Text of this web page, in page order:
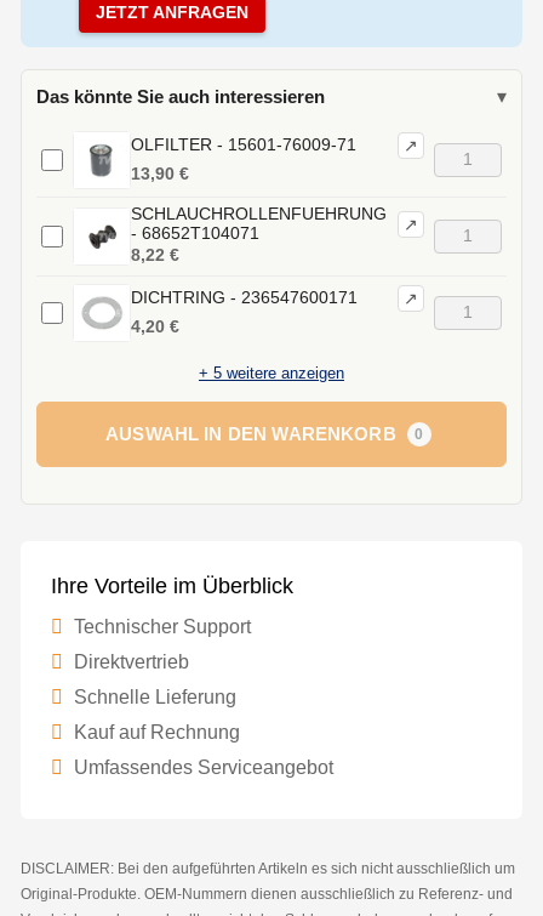
JETZT ANFRAGEN
Das könnte Sie auch interessieren ▾
OLFILTER - 15601-76009-71 ↗
13,90 €
SCHLAUCHROLLENFUEHRUNG
- 68652T104071
↗
8,22 €
DICHTRING - 236547600171 ↗
4,20 €
+ 5 weitere anzeigen
AUSWAHL IN DEN WARENKORB 0
Ihre Vorteile im Überblick
Technischer Support
Direktvertrieb
Schnelle Lieferung
Kauf auf Rechnung
Umfassendes Serviceangebot
DISCLAIMER: Bei den aufgeführten Artikeln es sich nicht ausschließlich um
Original-Produkte. OEM-Nummern dienen ausschließlich zu Referenz- und